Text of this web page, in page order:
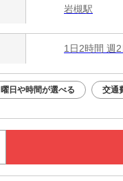
岩槻駅
1日2時間 週
曜日や時間が選べる 交通